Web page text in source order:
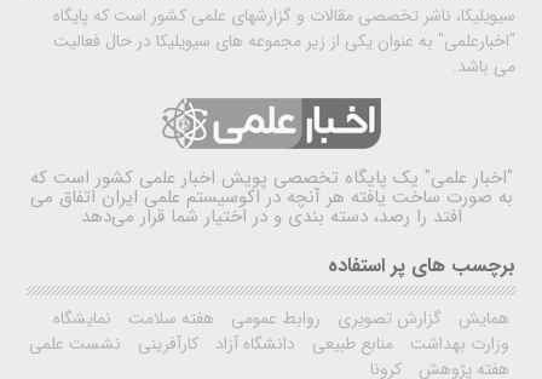
سیویلیکا، ناشر تخصصی مقالات و گزارشهای علمی کشور است که پایگاه
"اخبارعلمی" به عنوان یکی از زیر مجموعه های سیویلیکا در حال فعالیت
می باشد.
"اخبار علمی" یک پایگاه تخصصی پویش اخبار علمی کشور است که
به صورت ساخت یافته هر آنچه در اکوسیستم علمی ایران اتفاق می
افتد را رصد، دسته بندی و در اختیار شما قرار می‌دهد
برچسب های پر استفاده
همایش گزارش تصویری روابط عمومی هفته سلامت
نمایشگاه
وزارت بهداشت
منابع طبیعی دانشگاه آزاد کارآفرینی
نشست علمی
هفته پژوهش
کرونا